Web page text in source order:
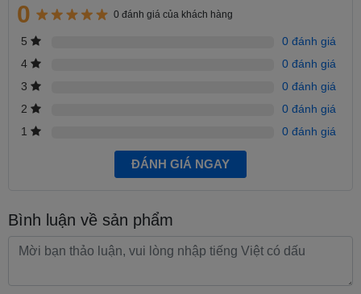
trực tiếp. Giúp cho bé có giấc ngủ ngon và khỏe mạnh hơn.
Điện máy GreenAir
- Một trong những doanh nghiệp với kinh
nghiệm gần 10 năm trong ngành điện máy. Đảm bảo cung cấp đến
bạn sản phẩm chính hãng 100%, nguyên đai nguyên kiện - Hỗ trợ
giao hàng tại nội thành Thành phố Hà Nội.
Địa chỉ: Số 50, đường số 23, khu đô thị Thành Phố Giao Lưu,
Phạm Văn Đồng, Bắc Từ Liêm, Hà Nội . Liên hệ liền tay - Nhận
0 0 đánh giá của khách hàng
5
0 đánh giá
4
0 đánh giá
3
0 đánh giá
2
0 đánh giá
1
0 đánh giá
ĐÁNH GIÁ NGAY
Bình luận về sản phẩm